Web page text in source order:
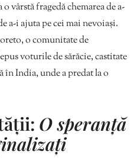
vârstă fragedă chemarea de a-
a-i ajuta pe cei mai nevoiași.
o comunitate de
voturile de sărăcie, castitate
în India, unde a predat la o
O speranță